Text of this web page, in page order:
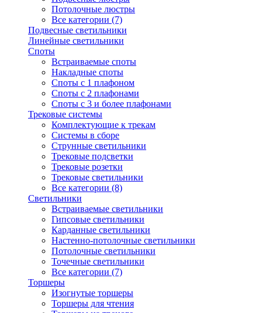
Потолочные люстры
Все категории (7)
Подвесные светильники
Линейные светильники
Споты
Встраиваемые споты
Накладные споты
Споты с 1 плафоном
Споты с 2 плафонами
Споты с 3 и более плафонами
Трековые системы
Комплектующие к трекам
Системы в сборе
Струнные светильники
Трековые подсветки
Трековые розетки
Трековые светильники
Все категории (8)
Светильники
Встраиваемые светильники
Гипсовые светильники
Карданные светильники
Настенно-потолочные светильники
Потолочные светильники
Точечные светильники
Все категории (7)
Торшеры
Изогнутые торшеры
Торшеры для чтения